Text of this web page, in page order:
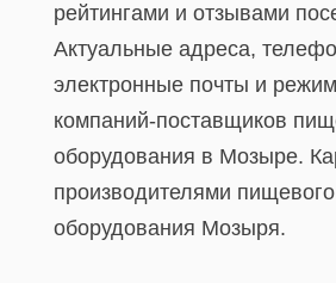
рейтингами и отзывами
Актуальные адреса,
электронные почты и
компаний-поставщиков
оборудования в Мозыре.
производителями пищевого
оборудования Мозыря.